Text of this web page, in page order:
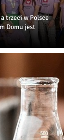
trzeci w Polsce
Domu jest